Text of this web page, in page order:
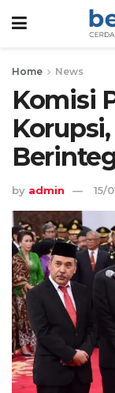
Home News
Komisi
by admin 15/